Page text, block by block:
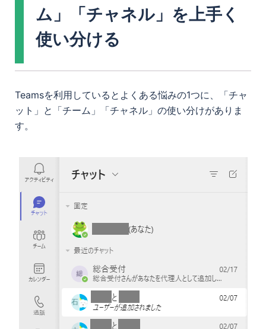
ム」「チャネル」を上手く
使い分ける
Teamsを利用しているとよくある悩みの1つに、「チャ
ット」と「チーム」「チャネル」の使い分けがありま
す。